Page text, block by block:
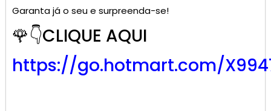
Garanta já o seu e surpreenda-se!
🌹👇CLIQUE AQUI
https://go.hotmart.com/